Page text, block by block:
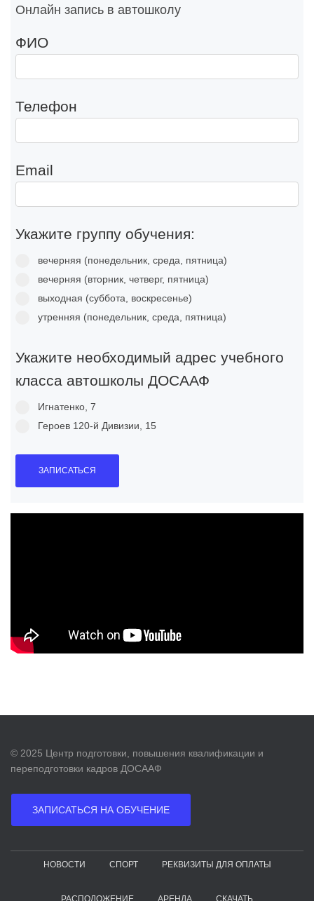
Онлайн запись в автошколу
ФИО
Телефон
Email
Укажите группу обучения:
вечерняя (понедельник, среда, пятница)
вечерняя (вторник, четверг, пятница)
выxoднaя (суббота, воскресенье)
утренняя (понедельник, среда, пятница)
Укажите необходимый адрес учебного
клaccа автошколы ДОСААФ
Игнатенко, 7
Героев 120-й Дивизии, 15
© 2025 Центр подготовки, повышения квалификации и
переподготовки кадров ДОСААФ
ЗАПИСАТЬСЯ НА ОБУЧЕНИЕ
НОВОСТИ СПОРТ РЕКВИЗИТЫ ДЛЯ ОПЛАТЫ
РАСПОЛОЖЕНИЕ АРЕНДА СКАЧАТЬ